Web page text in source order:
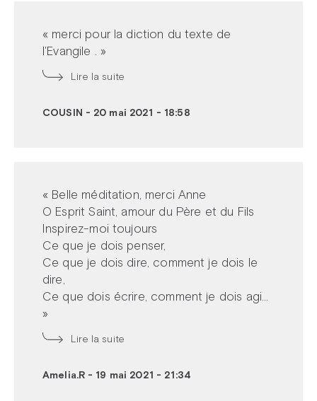
« merci pour la diction du texte de
l'Evangile . »
Lire la suite
COUSIN - 20 mai 2021 - 18:58
« Belle méditation, merci Anne
O Esprit Saint, amour du Père et du Fils
Inspirez-moi toujours
Ce que je dois penser,
Ce que je dois dire, comment je dois le
dire,
Ce que dois écrire, comment je dois agi...
»
Lire la suite
Amelia.R - 19 mai 2021 - 21:34